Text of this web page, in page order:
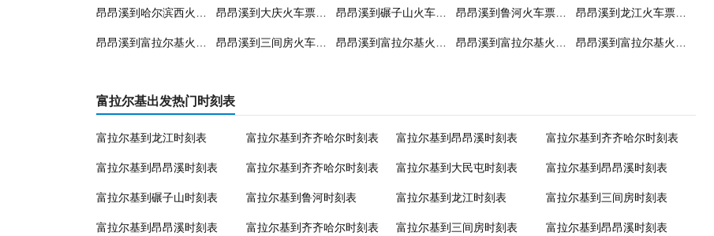
富拉尔基出发热门时刻表
富拉尔基到龙江时刻表 富拉尔基到齐齐哈尔时刻表 富拉尔基到昂昂溪时刻表 富拉尔基到齐齐哈尔时刻表
富拉尔基到昂昂溪时刻表 富拉尔基到齐齐哈尔时刻表 富拉尔基到大民屯时刻表 富拉尔基到昂昂溪时刻表
富拉尔基到碾子山时刻表 富拉尔基到鲁河时刻表 富拉尔基到龙江时刻表 富拉尔基到三间房时刻表
富拉尔基到昂昂溪时刻表 富拉尔基到齐齐哈尔时刻表 富拉尔基到三间房时刻表 富拉尔基到昂昂溪时刻表